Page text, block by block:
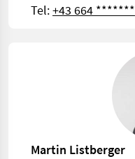
Tel:+43 664 *******
Martin Listberger